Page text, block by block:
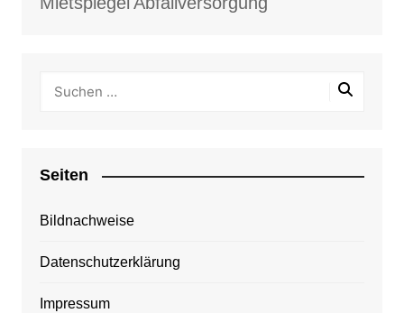
Seiten
Bildnachweise
Datenschutzerklärung
Impressum